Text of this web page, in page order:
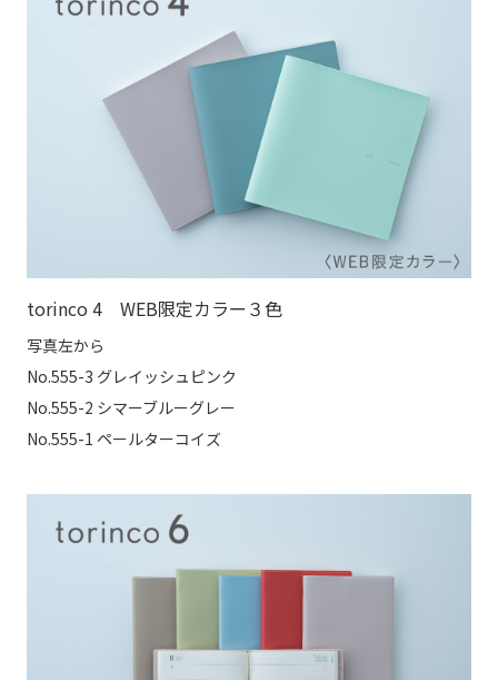
torinco 4 WEB限定カラー３色
写真左から
No.555-3 グレイッシュピンク
No.555-2 シマーブルーグレー
No.555-1 ペールターコイズ